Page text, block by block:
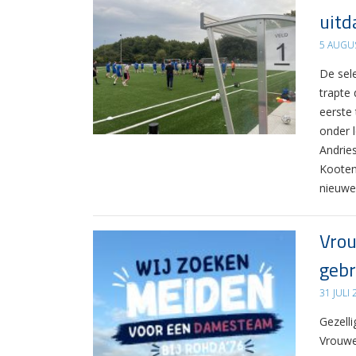
5
De
trapte
eerste
onder
31 JULI